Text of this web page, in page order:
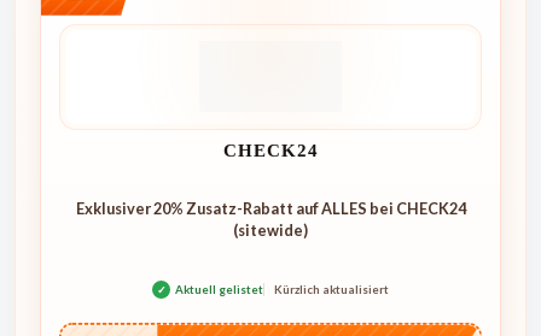
CHECK24
Exklusiver 20% Zusatz-Rabatt auf ALLES bei CHECK24
(sitewide)
✓ Aktuell gelistet Kürzlich aktualisiert